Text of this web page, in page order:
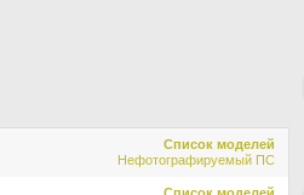
Список моделей
Нефотографируемый ПС